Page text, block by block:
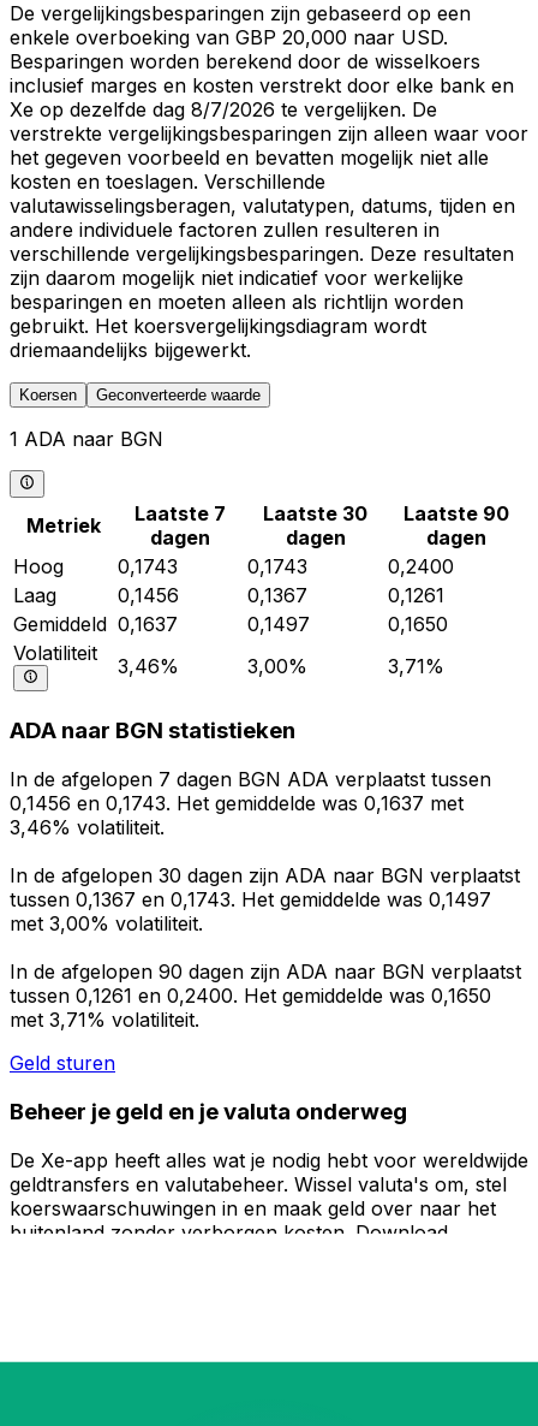
De vergelijkingsbesparingen zijn gebaseerd op een
enkele overboeking van GBP 20,000 naar USD.
Besparingen worden berekend door de wisselkoers
inclusief marges en kosten verstrekt door elke bank en
Xe op dezelfde dag 8/7/2026 te vergelijken. De
verstrekte vergelijkingsbesparingen zijn alleen waar voor
het gegeven voorbeeld en bevatten mogelijk niet alle
kosten en toeslagen. Verschillende
valutawisselingsberagen, valutatypen, datums, tijden en
andere individuele factoren zullen resulteren in
verschillende vergelijkingsbesparingen. Deze resultaten
zijn daarom mogelijk niet indicatief voor werkelijke
besparingen en moeten alleen als richtlijn worden
gebruikt. Het koersvergelijkingsdiagram wordt
driemaandelijks bijgewerkt.
Koersen Geconverteerde waarde
1 ADA naar BGN
Metriek
Laatste 7
dagen
Laatste 30
dagen
Laatste 90
dagen
Hoog
0,1743 0,1743
0,2400
Laag
0,1456 0,1367
0,1261
Gemiddeld 0,1637 0,1497
0,1650
Volatiliteit
3,46% 3,00% 3,71%
ADA naar BGN statistieken
In de afgelopen 7 dagen BGN ADA verplaatst tussen
0,1456 en 0,1743. Het gemiddelde was 0,1637 met
3,46% volatiliteit.
In de afgelopen 30 dagen zijn ADA naar BGN verplaatst
tussen 0,1367 en 0,1743. Het gemiddelde was 0,1497
met 3,00% volatiliteit.
In de afgelopen 90 dagen zijn ADA naar BGN verplaatst
tussen 0,1261 en 0,2400. Het gemiddelde was 0,1650
met 3,71% volatiliteit.
Geld sturen
Beheer je geld en je valuta onderweg
De Xe-app heeft alles wat je nodig hebt voor wereldwijde
geldtransfers en valutabeheer. Wissel valuta's om, stel
koerswaarschuwingen in en maak geld over naar het
buitenland zonder verborgen kosten. Download